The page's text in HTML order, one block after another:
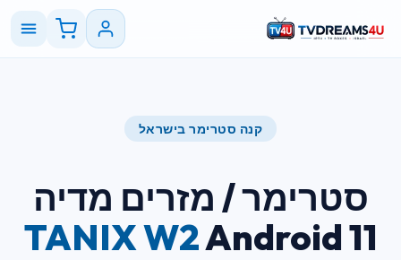
קנה סטרימר בישראל
סטרימר / מזרים מדיה
TANIX W2Android 11